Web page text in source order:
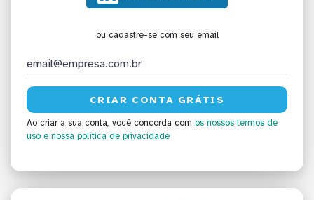
ou cadastre-se com seu email
Ao criar a sua conta, você concorda com os nossos termos de
uso e nossa política de privacidade